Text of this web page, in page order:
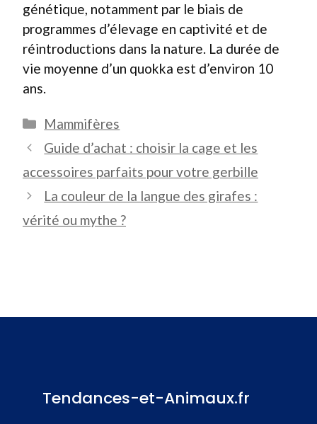
génétique, notamment par le biais de
programmes d’élevage en captivité et de
réintroductions dans la nature. La durée de
vie moyenne d’un quokka est d’environ 10
ans.
Catégories
Mammifères
Guide d’achat : choisir la cage et les
accessoires parfaits pour votre gerbille
La couleur de la langue des girafes :
vérité ou mythe ?
Tendances-et-Animaux.fr